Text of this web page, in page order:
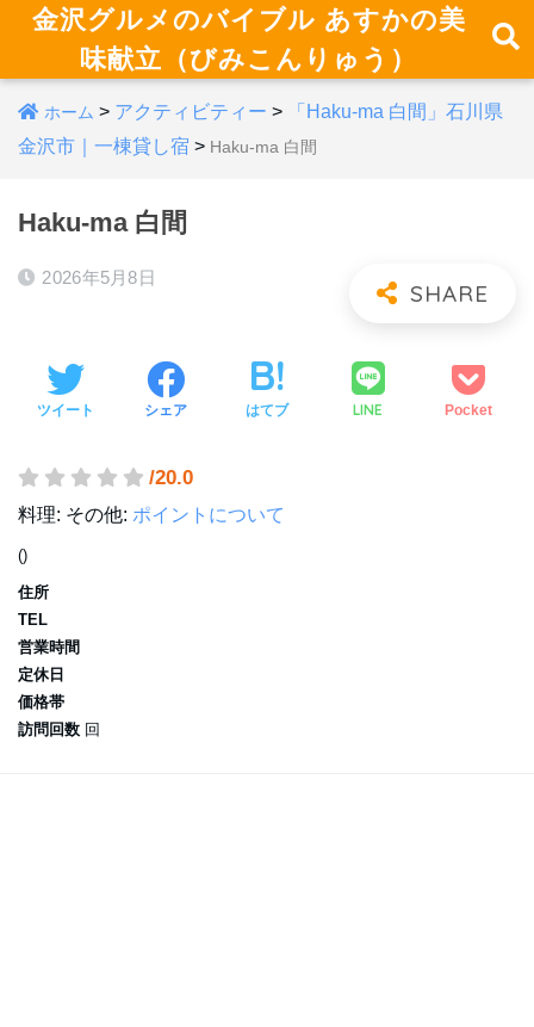
金沢グルメのバイブル あすかの美
味献立（びみこんりゅう）
ホーム > アクティビティー >
「Haku-ma 白間」石川県
金沢市｜一棟貸し宿 > Haku-ma 白間
Haku-ma 白間
2026年5月8日
ツイート シェア はてブ LINE Pocket
/20.0
料理: その他: ポイントについて
()
住所
TEL
営業時間
定休日
価格帯
訪問回数 回